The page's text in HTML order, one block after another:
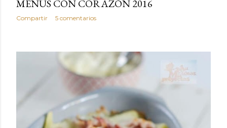
MENÚS CON CORAZÓN 2016
Compartir 5 comentarios